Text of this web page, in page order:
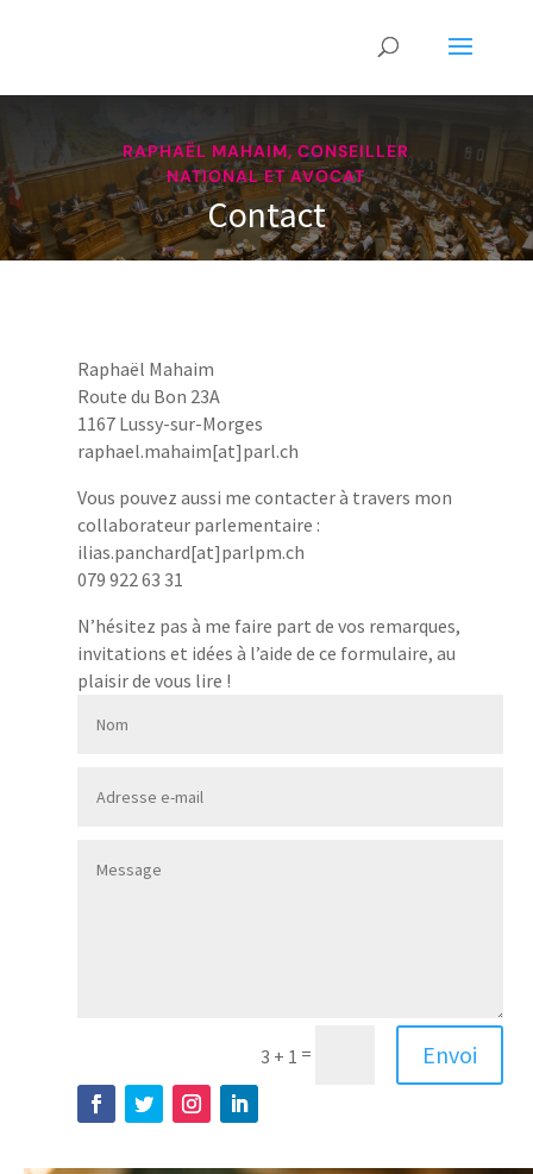
RAPHAËL MAHAIM, CONSEILLER
NATIONAL ET AVOCAT
Contact
Raphaël Mahaim
Route du Bon 23A
1167 Lussy-sur-Morges
raphael.mahaim[at]parl.ch
Vous pouvez aussi me contacter à travers mon
collaborateur parlementaire :
ilias.panchard[at]parlpm.ch
079 922 63 31
N’hésitez pas à me faire part de vos remarques,
invitations et idées à l’aide de ce formulaire, au
plaisir de vous lire !
3 + 1 = Envoi